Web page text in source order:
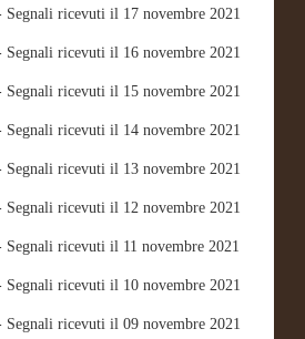
Segnali ricevuti il 17 novembre 2021
Segnali ricevuti il 16 novembre 2021
Segnali ricevuti il 15 novembre 2021
Segnali ricevuti il 14 novembre 2021
Segnali ricevuti il 13 novembre 2021
Segnali ricevuti il 12 novembre 2021
Segnali ricevuti il 11 novembre 2021
Segnali ricevuti il 10 novembre 2021
Segnali ricevuti il 09 novembre 2021